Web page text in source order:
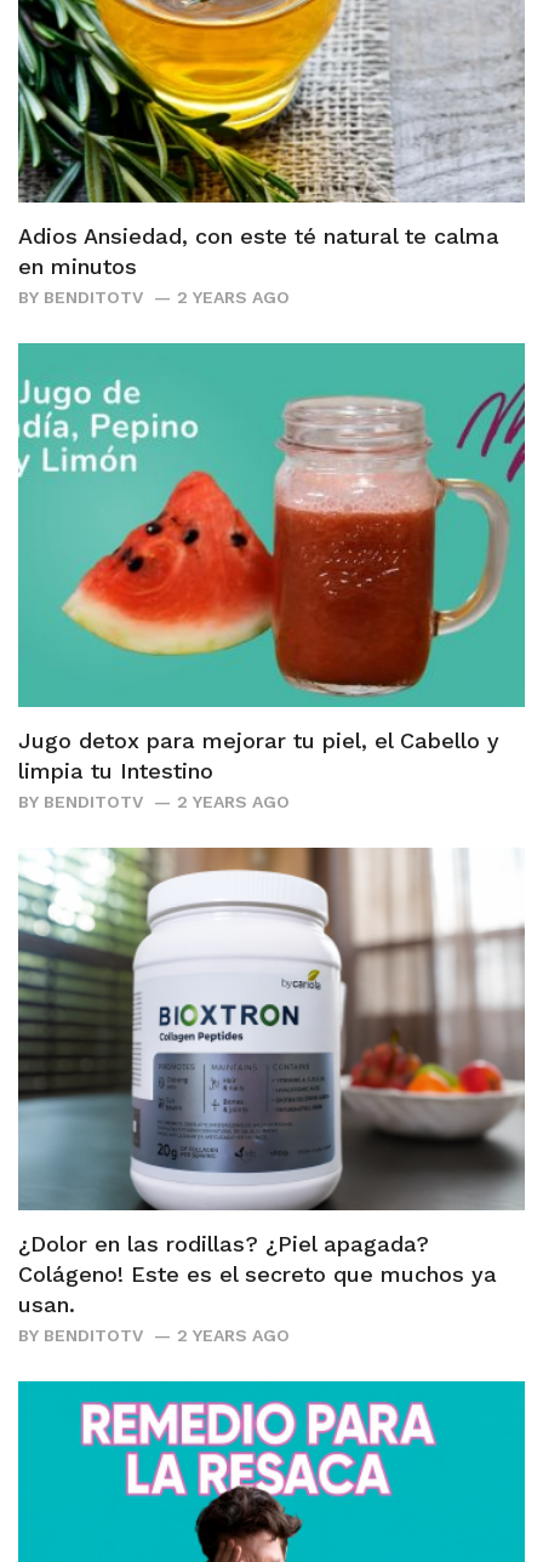
Adios Ansiedad, con este té natural te calma
en minutos
BY BENDITOTV 2 YEARS AGO
Jugo detox para mejorar tu piel, el Cabello y
limpia tu Intestino
BY BENDITOTV 2 YEARS AGO
¿Dolor en las rodillas? ¿Piel apagada?
Colágeno! Este es el secreto que muchos ya
usan.
BY BENDITOTV 2 YEARS AGO